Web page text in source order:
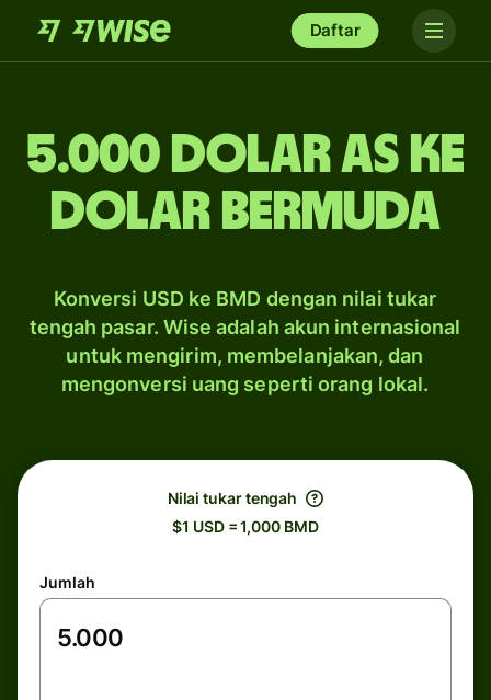
Daftar
5.000 dolar AS ke
dolar Bermuda
Konversi USD ke BMD dengan nilai tukar
tengah pasar. Wise adalah akun internasional
untuk mengirim, membelanjakan, dan
mengonversi uang seperti orang lokal.
Nilai tukar tengah
$1 USD = 1,000 BMD
Jumlah